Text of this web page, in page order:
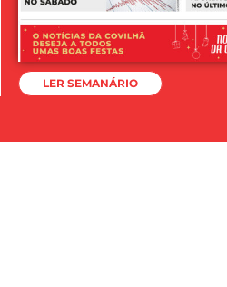
LER SEMANÁRIO